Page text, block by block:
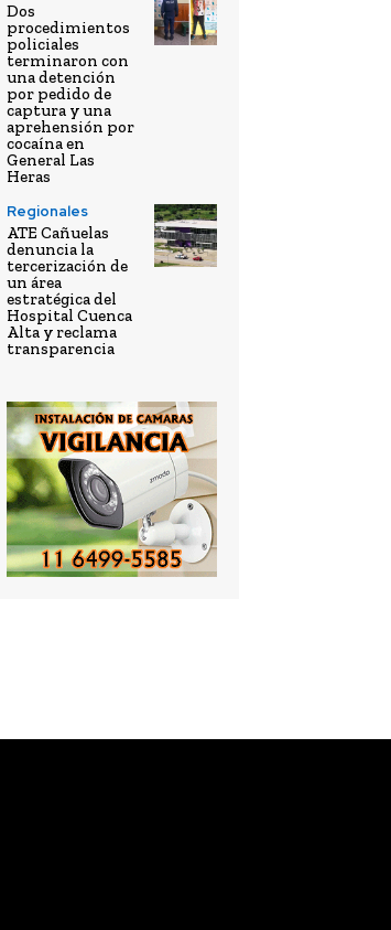
Dos
procedimientos
policiales
terminaron con
una detención
por pedido de
captura y una
aprehensión por
cocaína en
General Las
Heras
Regionales
ATE Cañuelas
denuncia la
tercerización de
un área
estratégica del
Hospital Cuenca
Alta y reclama
transparencia